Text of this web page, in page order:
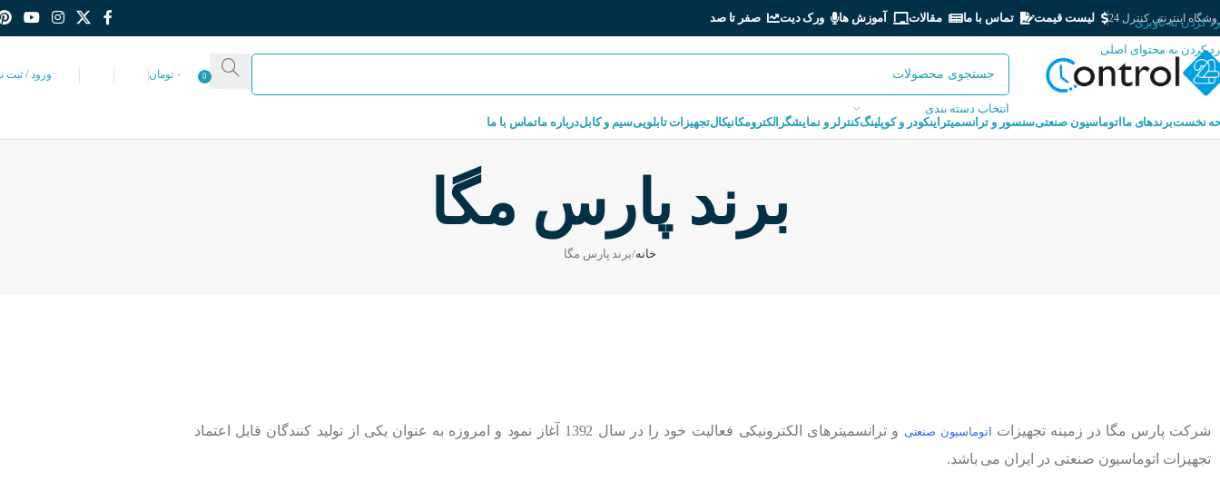
رد کردن به ناوبری
رد کردن به محتوای اصلی
اینترنتی کنترل 24 لیست قیمت تماس با ما مقالات آموزش ها ورک دیت صفر تا صد
انتخاب دسته بندی
0 ۰ تومان ورود / ثبت
نخستبرندهای ما اتوماسیون صنعتیسنسور و ترانسمیتر اینکودر و کوپلینگکنترلر و نمایشگر الکترومکانیکالتجهیزات تابلوییسیم و کابلدرباره ماتماس با ما
برند پارس مگا
خانه برند پارس مگا
شرکت پارس مگا در زمینه تجهیزات اتوماسیون صنعتی
و ترانسمیترهای الکترونیکی فعالیت خود را در سال 1392 آغاز نمود و امروزه به عنوان یکی از تولید کنندگان قابل اعتماد
تجهیزات اتوماسیون صنعتی در ایران می باشد.